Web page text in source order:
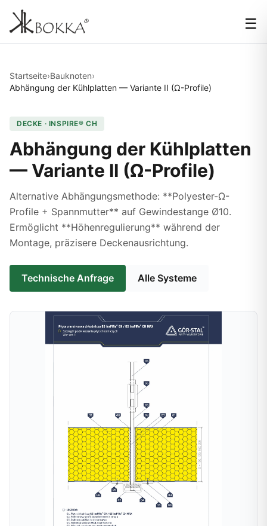
☰
Startseite›Bauknoten›
Abhängung der Kühlplatten — Variante II (Ω-Profile)
DECKE · INSPIRE® CH
Abhängung der Kühlplatten
— Variante II (Ω-Profile)
Alternative Abhängungsmethode: **Polyester-Ω-
Profile + Spannmutter** auf Gewindestange Ø10.
Ermöglicht **Höhenregulierung** während der
Montage, präzisere Deckenausrichtung.
Technische Anfrage Alle Systeme